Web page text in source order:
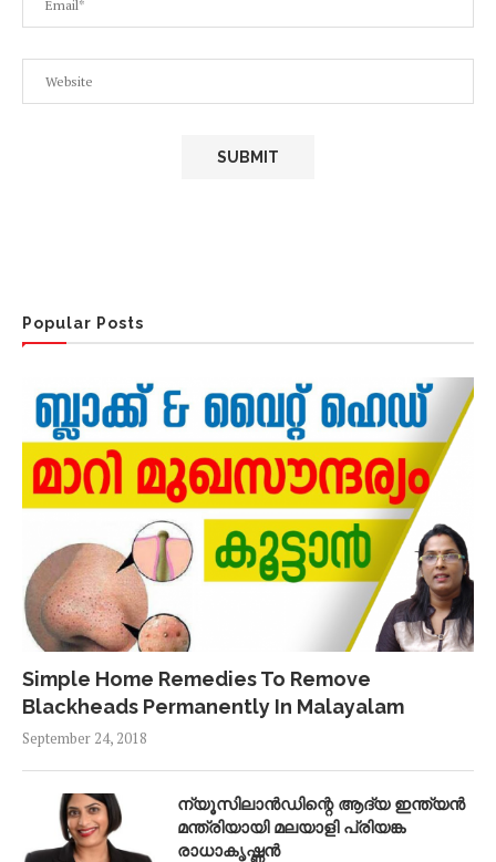
Popular Posts
Simple Home Remedies To Remove
Blackheads Permanently In Malayalam
September 24, 2018
ന്യൂസിലാൻഡിന്റെ ആദ്യ ഇന്ത്യൻ
മന്ത്രിയായി മലയാളി പ്രിയങ്ക
രാധാകൃഷ്ണൻ